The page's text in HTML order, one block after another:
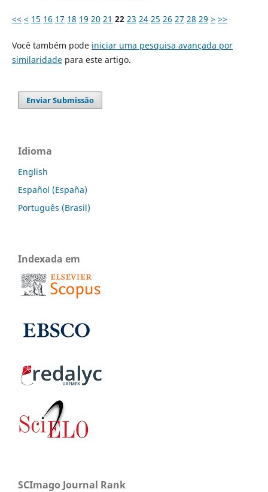
<< < 15 16 17 18 19 20 21 22 23 24 25 26 27 28 29 > >>
Você também pode iniciar uma pesquisa avançada por
similaridadepara este artigo.
Enviar Submissão
Idioma
English
Español (España)
Português (Brasil)
Indexada em
SCImago Journal Rank